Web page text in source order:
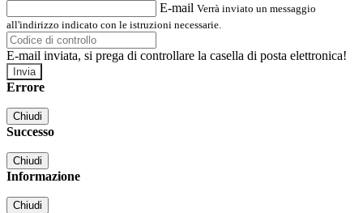
E-mail Verrà inviato un messaggio
all'indirizzo indicato con le istruzioni necessarie.
E-mail inviata, si prega di controllare la casella di posta elettronica!
Errore
Chiudi
Successo
Chiudi
Informazione
Chiudi